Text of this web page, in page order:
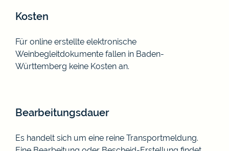
Kosten
Für online erstellte elektronische
Weinbegleitdokumente fallen in Baden-
Württemberg keine Kosten an.
Bearbeitungsdauer
Es handelt sich um eine reine Transportmeldung.